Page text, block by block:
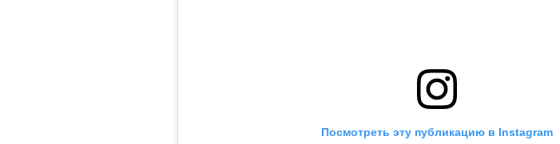
Посмотреть эту публикацию в Instagram